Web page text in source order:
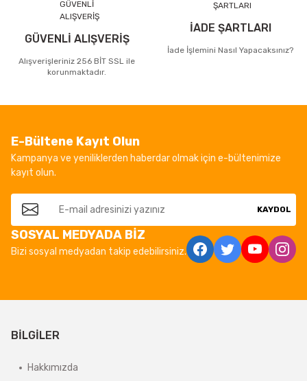
GÜVENLİ ALIŞVERİŞ
Alışverişleriniz 256 BİT SSL ile
korunmaktadır.
İADE ŞARTLARI
İade İşlemini Nasıl Yapacaksınız?
E-Bültene Kayıt Olun
Kampanya ve yeniliklerden haberdar olmak için e-bültenimize
kayıt olun.
KAYDOL
SOSYAL MEDYADA BİZ
Bizi sosyal medyadan takip edebilirsiniz.
BİLGİLER
Hakkımızda